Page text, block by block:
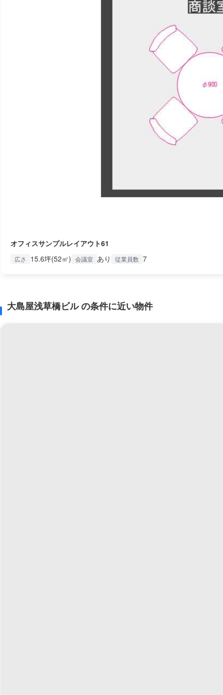
オフィスサンプルレイアウト61
広さ 15.6坪(52㎡) 会議室 あり 従業員数 7
大島屋浅草橋ビル の条件に近い物件